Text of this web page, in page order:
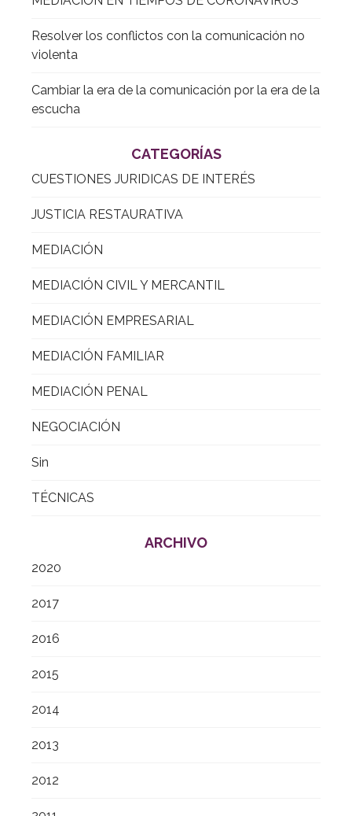
Resolver los conflictos con la comunicación no
violenta
Cambiar la era de la comunicación por la era de la
escucha
CATEGORÍAS
CUESTIONES JURIDICAS DE INTERÉS
JUSTICIA RESTAURATIVA
MEDIACIÓN
MEDIACIÓN CIVIL Y MERCANTIL
MEDIACIÓN EMPRESARIAL
MEDIACIÓN FAMILIAR
MEDIACIÓN PENAL
NEGOCIACIÓN
Sin
TÉCNICAS
ARCHIVO
2020
2017
2016
2015
2014
2013
2012